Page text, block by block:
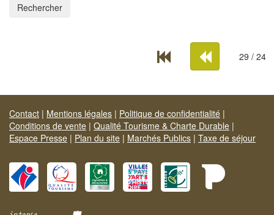
Rechercher
29 / 24
Contact | Mentions légales | Politique de confidentialité |
Conditions de vente | Qualité Tourisme & Charte Durable |
Espace Presse | Plan du site | Marchés Publics | Taxe de séjour